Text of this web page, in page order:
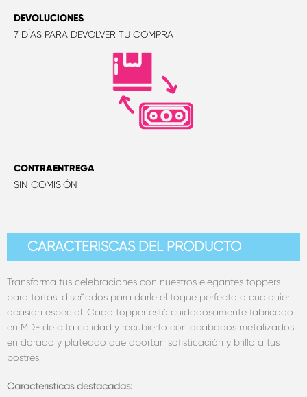
DEVOLUCIONES
7 DÍAS PARA DEVOLVER TU COMPRA
CONTRAENTREGA
SIN COMISIÓN
CARACTERÍSCAS DEL PRODUCTO
Transforma tus celebraciones con nuestros elegantes toppers
para tortas, diseñados para darle el toque perfecto a cualquier
ocasión especial. Cada topper está cuidadosamente fabricado
en MDF de alta calidad y recubierto con acabados metalizados
en dorado y plateado que aportan sofisticación y brillo a tus
postres.
Características destacadas: